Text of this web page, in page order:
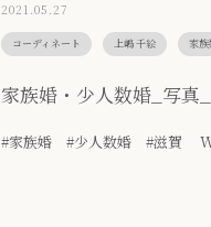
2021.05.27
コーディネート 上嶋 千絵 家
家族婚・少人数婚_写真
#家族婚 #少人数婚 #滋賀